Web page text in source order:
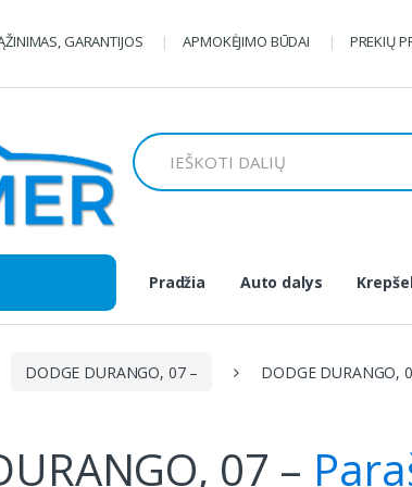
GARANTIJOS APMOKĖJIMO BŪDAI PREKIŲ
Ieškoti:
Pradžia Auto dalys
DODGE DURANGO, 07 – DODGE DURANGO,
07 –